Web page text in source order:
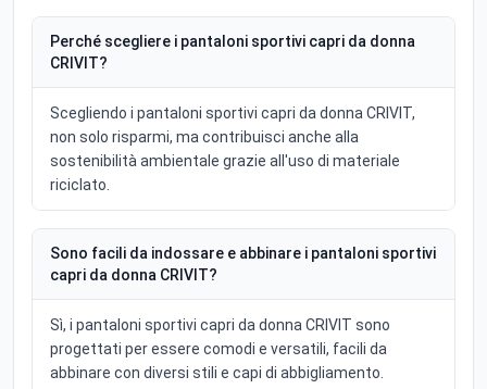
Perché scegliere i pantaloni sportivi capri da donna
CRIVIT?
Scegliendo i pantaloni sportivi capri da donna CRIVIT,
non solo risparmi, ma contribuisci anche alla
sostenibilità ambientale grazie all'uso di materiale
riciclato.
Sono facili da indossare e abbinare i pantaloni sportivi
capri da donna CRIVIT?
Sì, i pantaloni sportivi capri da donna CRIVIT sono
progettati per essere comodi e versatili, facili da
abbinare con diversi stili e capi di abbigliamento.